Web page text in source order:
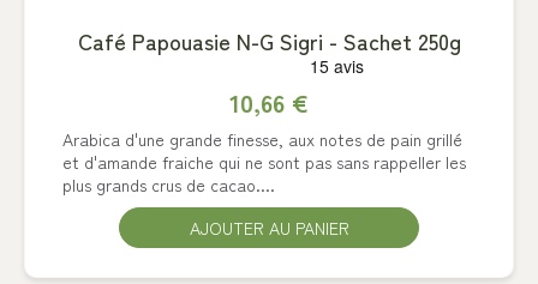
Café Papouasie N-G Sigri - Sachet 250g
10,66 €
Arabica d'une grande finesse, aux notes de pain grillé
et d'amande fraiche qui ne sont pas sans rappeller les
plus grands crus de cacao....
AJOUTER AU PANIER